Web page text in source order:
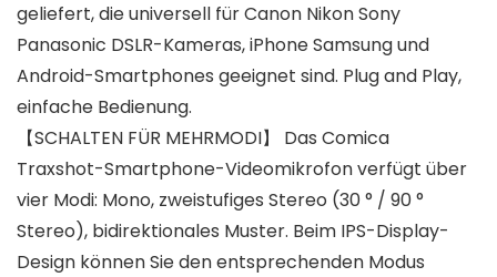
geliefert, die universell für Canon Nikon Sony
Panasonic DSLR-Kameras, iPhone Samsung und
Android-Smartphones geeignet sind. Plug and Play,
einfache Bedienung.
【SCHALTEN FÜR MEHRMODI】 Das Comica
Traxshot-Smartphone-Videomikrofon verfügt über
vier Modi: Mono, zweistufiges Stereo (30 ° / 90 °
Stereo), bidirektionales Muster. Beim IPS-Display-
Design können Sie den entsprechenden Modus